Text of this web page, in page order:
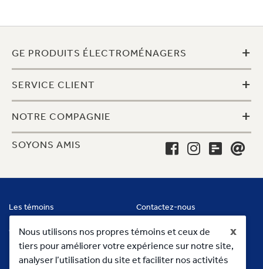
x
Nous utilisons nos propres témoins et ceux de
tiers pour améliorer votre expérience sur notre site,
analyser l’utilisation du site et faciliter nos activités
GE PRODUITS ÉLECTROMÉNAGERS +
SERVICE CLIENT +
NOTRE COMPAGNIE +
SOYONS AMIS
Les témoins Contactez-nous
Conditions